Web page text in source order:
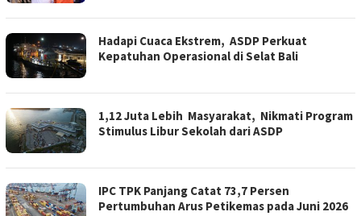
Hadapi Cuaca Ekstrem, ASDP Perkuat
Kepatuhan Operasional di Selat Bali
1,12 Juta Lebih Masyarakat, Nikmati Program
Stimulus Libur Sekolah dari ASDP
IPC TPK Panjang Catat 73,7 Persen
Pertumbuhan Arus Petikemas pada Juni 2026